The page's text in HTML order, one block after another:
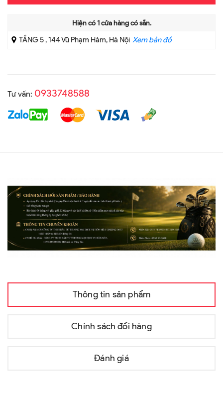
Hiện có1cửa hàng có sẵn.
TẦNG 5 , 144 Vũ Phạm Hàm, Hà Nội Xem bản đồ
Tư vấn: 0933748588
Thông tin sản phẩm
Chính sách đổi hàng
Đánh giá